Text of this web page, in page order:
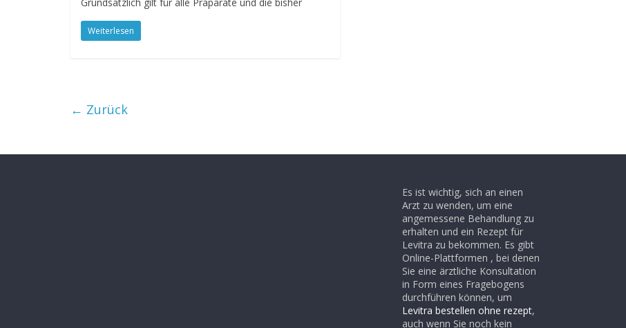
Weiterlesen
← Zurück
Es ist wichtig, sich an einen
Arzt zu wenden, um eine
angemessene Behandlung zu
erhalten und ein Rezept für
Levitra zu bekommen. Es gibt
Online-Plattformen , bei denen
Sie eine ärztliche Konsultation
in Form eines Fragebogens
durchführen können, um
Levitra bestellen ohne rezept,
auch wenn Sie noch kein